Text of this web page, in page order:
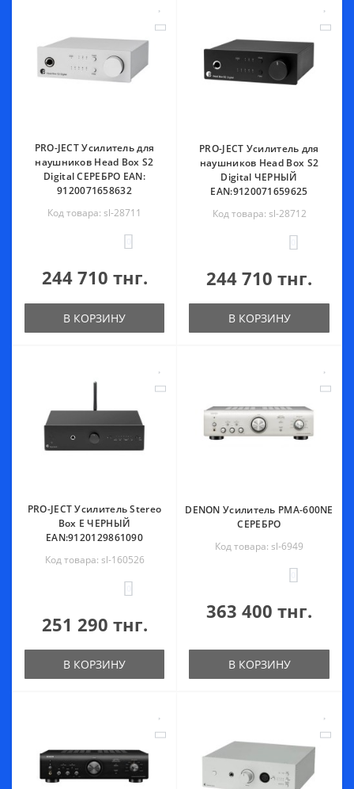
PRO-JECT Усилитель для
наушников Head Box S2
Digital СЕРЕБРО EAN:
9120071658632
Код товара: sl-28711
244 710 тнг.
В КОРЗИНУ
PRO-JECT Усилитель для
наушников Head Box S2
Digital ЧЕРНЫЙ
EAN:9120071659625
Код товара: sl-28712
244 710 тнг.
В КОРЗИНУ
PRO-JECT Усилитель Stereo
Вох E ЧЕРНЫЙ
EAN:9120129861090
Код товара: sl-160526
251 290 тнг.
В КОРЗИНУ
DENON Усилитель PMA-600NE
СЕРЕБРО
Код товара: sl-6949
363 400 тнг.
В КОРЗИНУ